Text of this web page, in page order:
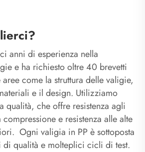
anni di esperienza nella
e ha richiesto oltre 40 brevetti
come la struttura delle valigie,
e il design. Utilizziamo
qualità, che offre resistenza agli
e resistenza alle alte
Ogni valigia in PP è sottoposta
qualità e molteplici cicli di test.